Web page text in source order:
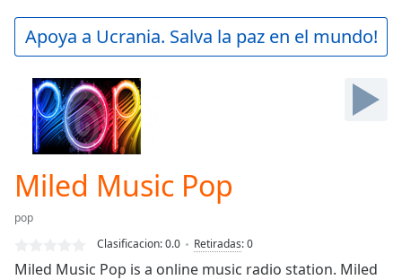
Play
Video
Skip
Backward
Skip
Forward
Mute
Current
Time
0:00
Duration
0.00%
Apoya a Ucrania. Salva la paz en el mundo!
Miled Music Pop
pop
Clasificacion:0.0 Retiradas:0
Miled Music Pop is a online music radio station. Miled